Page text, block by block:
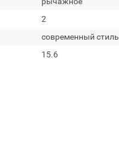
2
современный стиль
15.6